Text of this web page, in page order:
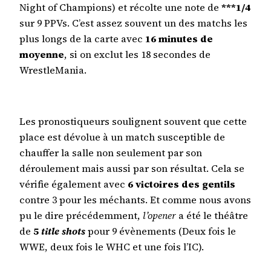
Night of Champions) et récolte une note de ***1/4
sur 9 PPVs. C’est assez souvent un des matchs les
plus longs de la carte avec 16 minutes de
moyenne, si on exclut les 18 secondes de
WrestleMania.
Les pronostiqueurs soulignent souvent que cette
place est dévolue à un match susceptible de
chauffer la salle non seulement par son
déroulement mais aussi par son résultat. Cela se
vérifie également avec 6 victoires des gentils
contre 3 pour les méchants. Et comme nous avons
pu le dire précédemment, l’opener a été le théâtre
de 5title shotspour 9 évènements (Deux fois le
WWE, deux fois le WHC et une fois l’IC).